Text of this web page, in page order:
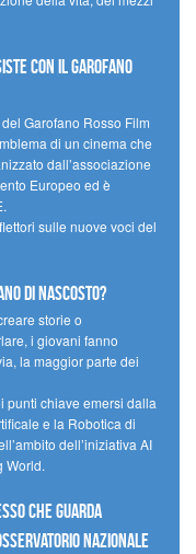
con il Garofano
Garofano Rosso Film
di un cinema che
dall’associazione
Europeo ed è
sulle nuove voci del
di nascosto?
storie o
i giovani fanno
la maggior parte dei
punti chiave emersi dalla
e la Robotica di
dell’iniziativa AI
World.
che guarda
Nazionale